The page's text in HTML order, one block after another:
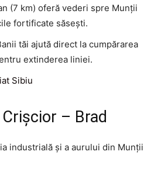
(7 km) oferă vederi spre Munții
fortificate săsești.
tăi ajută direct la cumpărarea
extinderea liniei.
Sibiu
– Brad
industrială și a aurului din Munții